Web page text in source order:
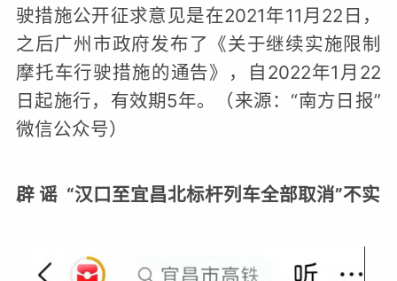
驶措施公开征求意见是在2021年11月22日，
之后广州市政府发布了《关于继续实施限制
摩托车行驶措施的通告》，自2022年1月22
日起施行，有效期5年。（来源：“南方日报”
微信公众号）
辟 谣 “汉口至宜昌北标杆列车全部取消”不实